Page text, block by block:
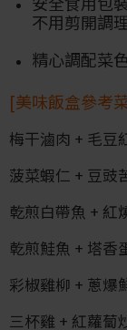
不用剪開調
精心調配菜
[美味飯盒參考
梅干滷肉 + 毛豆
菠菜蝦仁 + 豆豉
乾煎白帶魚 + 紅
乾煎鮭魚 + 塔香
彩椒雞柳 + 蔥爆
三杯雞 + 紅蘿蔔